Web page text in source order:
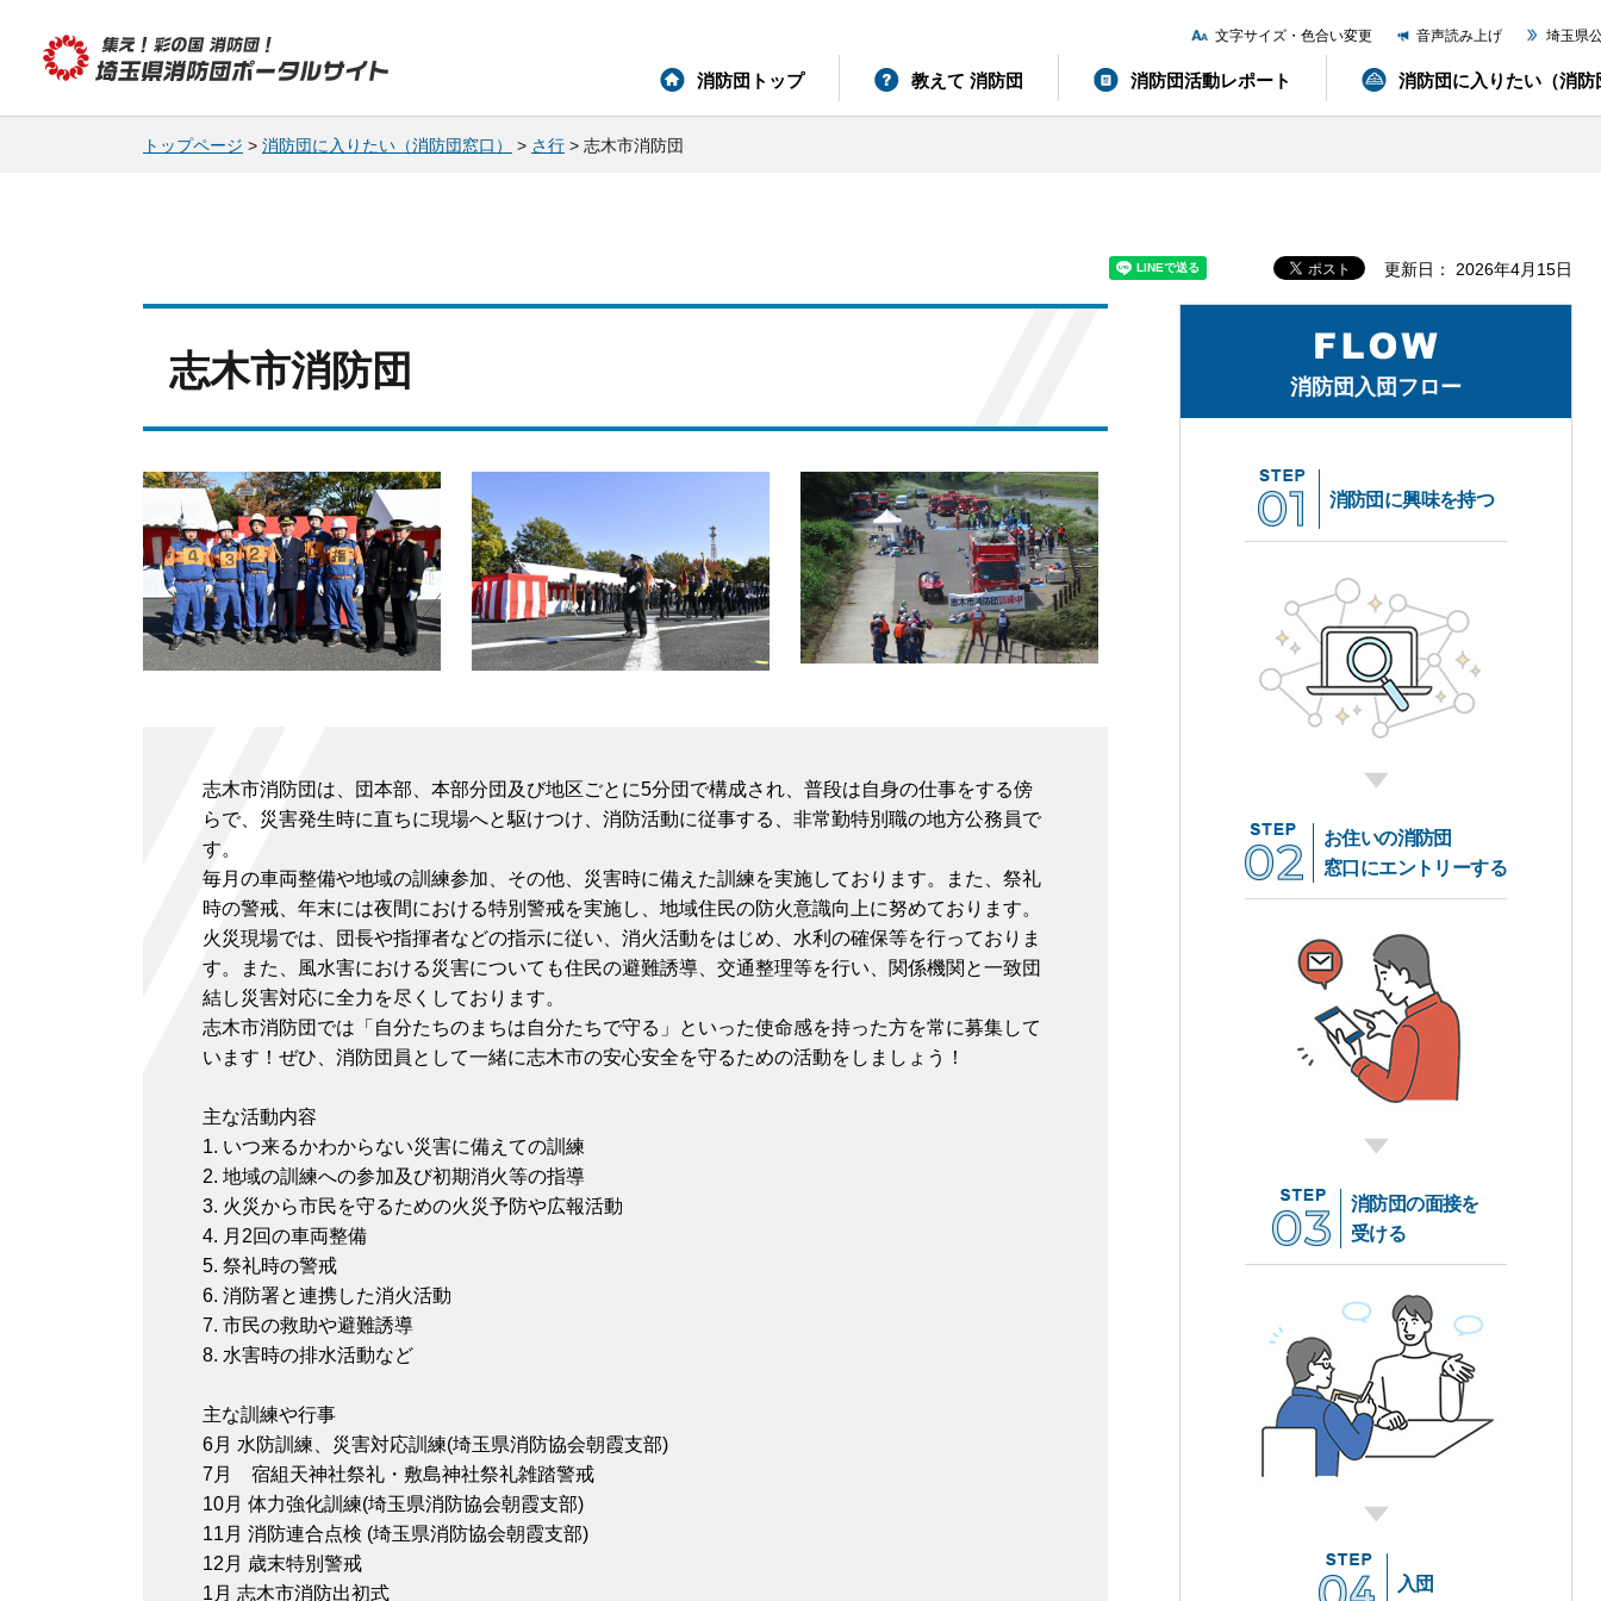
集え! 彩の国消防団!
埼玉県消防団ポータルサイト
文字サイズ・色合い変更 音声読み上げ 埼玉県
消防団トップ 教えて 消防団 消防団活動レポート 消防団に入りたい（消防
トップページ > 消防団に入りたい（消防団窓口） > さ行 > 志木市消防団
更新日： 2026年4月15日
志木市消防団
志木市消防団は、団本部、本部分団及び地区ごとに5分団で構成され、普段は自身の仕事をする傍
らで、災害発生時に直ちに現場へと駆けつけ、消防活動に従事する、非常勤特別職の地方公務員で
す。
毎月の車両整備や地域の訓練参加、その他、災害時に備えた訓練を実施しております。また、祭礼
時の警戒、年末には夜間における特別警戒を実施し、地域住民の防火意識向上に努めております。
火災現場では、団長や指揮者などの指示に従い、消火活動をはじめ、水利の確保等を行っておりま
す。また、風水害における災害についても住民の避難誘導、交通整理等を行い、関係機関と一致団
結し災害対応に全力を尽くしております。
志木市消防団では「自分たちのまちは自分たちで守る」といった使命感を持った方を常に募集して
います！ぜひ、消防団員として一緒に志木市の安心安全を守るための活動をしましょう！
主な活動内容
1. いつ来るかわからない災害に備えての訓練
2. 地域の訓練への参加及び初期消火等の指導
3. 火災から市民を守るための火災予防や広報活動
4. 月2回の車両整備
5. 祭礼時の警戒
6. 消防署と連携した消火活動
7. 市民の救助や避難誘導
8. 水害時の排水活動など
主な訓練や行事
6月 水防訓練、災害対応訓練(埼玉県消防協会朝霞支部)
7月 宿組天神社祭礼・敷島神社祭礼雑踏警戒
10月 体力強化訓練(埼玉県消防協会朝霞支部)
11月 消防連合点検 (埼玉県消防協会朝霞支部)
12月 歳末特別警戒
1月 志木市消防出初式
消防団入団フロー
消防団に興味を持つ
お住いの消防団
窓口にエントリーする
消防団の面接を
受ける
入団